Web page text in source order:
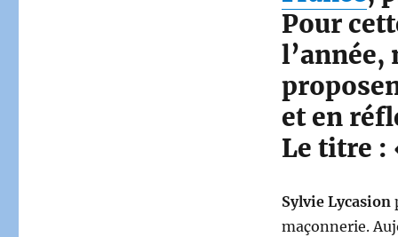
Pour
l’année,
et en
Le titre :
Sylvie Lycasion
maçonnerie.